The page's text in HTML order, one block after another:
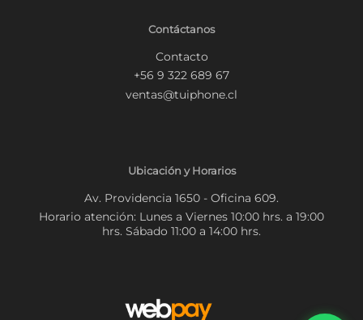
Contáctanos
Contacto
+56 9 322 689 67
ventas@tuiphone.cl
Ubicación y Horarios
Av. Providencia 1650 - Oficina 609.
Horario atención: Lunes a Viernes 10:00 hrs. a 19:00
hrs. Sábado 11:00 a 14:00 hrs.